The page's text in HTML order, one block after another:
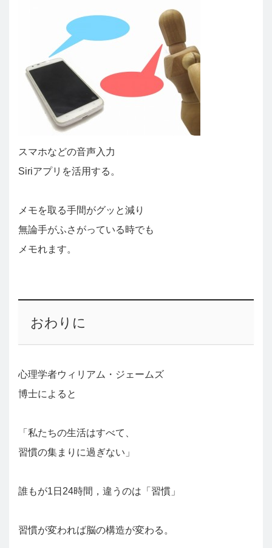
スマホなどの音声入力
Siriアプリを活用する。
メモを取る手間がグッと減り
無論手がふさがっている時でも
メモれます。
おわりに
心理学者ウィリアム・ジェームズ
博士によると
「私たちの生活はすべて、
習慣の集まりに過ぎない」
誰もが1日24時間，違うのは「習慣」
習慣が変われば脳の構造が変わる。